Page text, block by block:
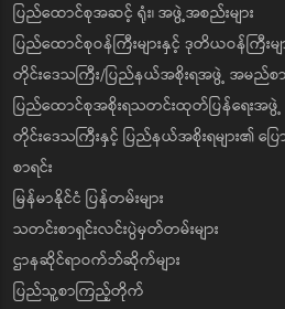
ပြည်ထောင်စုအဆင့် ရုံး၊ အဖွဲ့အစည်းများ
ပြည်ထောင်စုဝန်ကြီးများနှင့် ဒုတိယဝန်ကြီးမျ
တိုင်းဒေသကြီး/ပြည်နယ်အစိုးရအဖွဲ့ အမည်စာ
ပြည်ထောင်စုအစိုးရသတင်းထုတ်ပြန်ရေးအဖွဲ့
တိုင်းဒေသကြီးနှင့် ပြည်နယ်အစိုးရများ၏ ပြ
စာရင်း
မြန်မာနိုင်ငံ ပြန်တမ်းများ
သတင်းစာရှင်းလင်းပွဲမှတ်တမ်းများ
ဌာနဆိုင်ရာဝက်ဘ်ဆိုက်များ
ပြည်သူ့စာကြည့်တိုက်